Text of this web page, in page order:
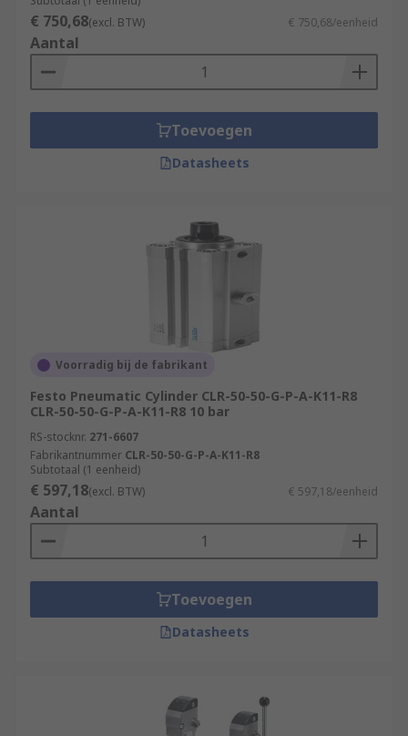
with lubricated or unlubricated compressed
air and are ideal for small spaces due to
their compact size.
Pin clamping actuators – have pins that
€ 750,68(excl. BTW) € 750,68/eenheid
Aantal
Toevoegen
Datasheets
Voorradig bij de fabrikant
Festo Pneumatic Cylinder CLR-50-50-G-P-A-K11-R8
CLR-50-50-G-P-A-K11-R8 10 bar
RS-stocknr. 271-6607
Fabrikantnummer CLR-50-50-G-P-A-K11-R8
Subtotaal (1 eenheid)
€ 597,18(excl. BTW) € 597,18/eenheid
Aantal
Toevoegen
Datasheets